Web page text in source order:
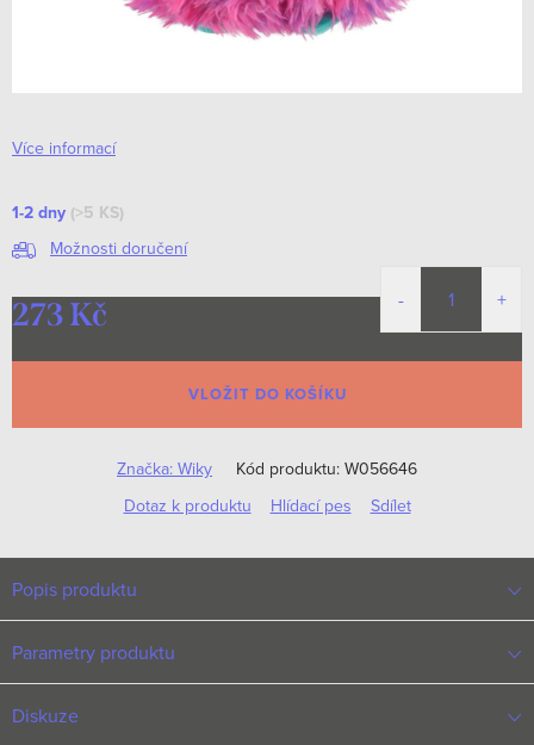
Více informací
1-2 dny (>5 KS)
Možnosti doručení
273 Kč
cena:
VLOŽIT DO KOŠÍKU
Značka: Wiky Kód produktu: W056646
Dotaz k produktu
Hlídací pes Sdílet
Popis produktu
Parametry produktu
Diskuze